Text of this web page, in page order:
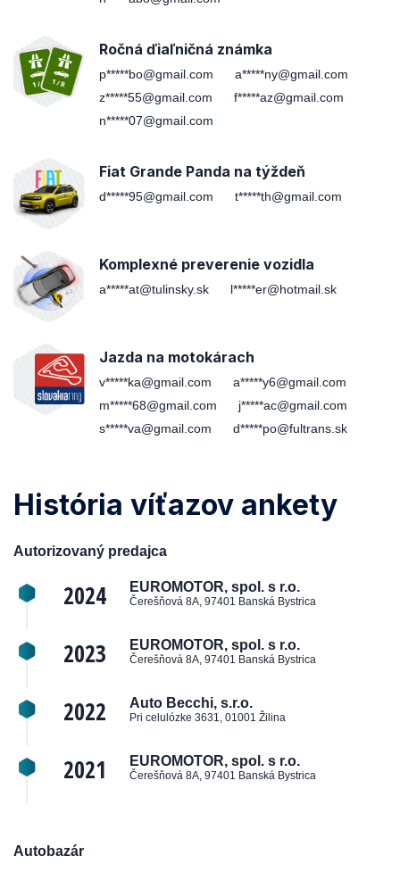
Ročná ďiaľničná známka
p*****bo@gmail.com
a*****ny@gmail.com
z*****55@gmail.com
f*****az@gmail.com
n*****07@gmail.com
Fiat Grande Panda na týždeň
d*****95@gmail.com t*****th@gmail.com
Komplexné preverenie vozidla
a*****at@tulinsky.sk l*****er@hotmail.sk
Jazda na motokárach
v*****ka@gmail.com
a*****y6@gmail.com
m*****68@gmail.com
j*****ac@gmail.com
s*****va@gmail.com
d*****po@fultrans.sk
História víťazov ankety
Autorizovaný predajca
2024 EUROMOTOR, spol. s r.o.
Čerešňová 8A, 97401 Banská Bystrica
2023 EUROMOTOR, spol. s r.o.
Čerešňová 8A, 97401 Banská Bystrica
2022 Auto Becchi, s.r.o.
Pri celulózke 3631, 01001 Žilina
2021 EUROMOTOR, spol. s r.o.
Čerešňová 8A, 97401 Banská Bystrica
Autobazár